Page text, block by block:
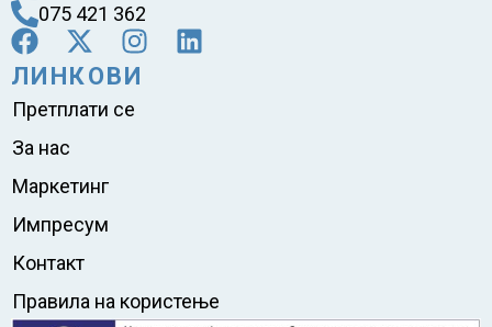
075 421 362
ЛИНКОВИ
Претплати се
За нас
Маркетинг
Импресум
Контакт
Правила на користење